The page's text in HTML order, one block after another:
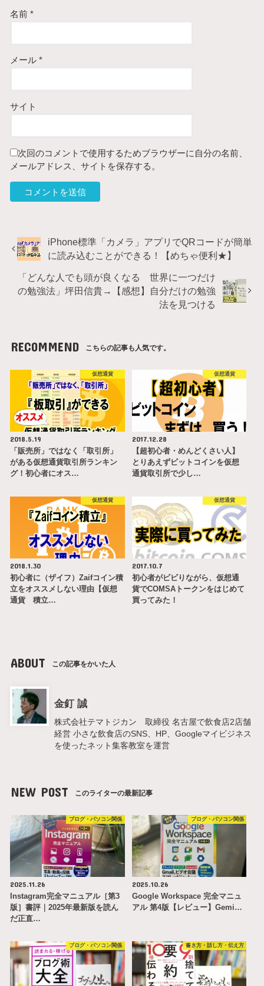
名前*
メール*
サイト
次回のコメントで使用するためブラウザーに自分の名前、
メールアドレス、サイトを保存する。
iPhone標準「カメラ」アプリでQRコードが簡単
に読み込むことができる！【めちゃ便利★】
「どんな人でも頭が良くなる 世界に一つだけ
の勉強法」坪田信貴→【感想】自分だけの勉強
法を見つける
RECOMMEND こちらの記事も人気です。
仮想通貨
2018.5.19
「販売所」ではなく「取引所」
がある仮想通貨取引所ランキン
グ！初心者にオス…
仮想通貨
2017.12.28
【超初心者・めんどくさい人】
とりあえずビットコインを仮想
通貨取引所で少し…
仮想通貨
2018.1.30
初心者に（ザイフ）Zaifコイン積
立をオススメしない理由【仮想
通貨 積立…
仮想通貨
2017.10.7
初心者がビビりながら、仮想通
貨でCOMSAトークンをはじめて
買ってみた！
ABOUT この記事をかいた人
金釘 誠
株式会社テマトジカン 取締役 名古屋で飲食店2店舗
経営 小さな飲食店のSNS、HP、Googleマイビジネス
を使ったネット集客教室を運営
NEW POST このライターの最新記事
ブログ・パソコン関係
2025.11.26
Instagram完全マニュアル［第3
版］書評｜2025年最新版を読ん
だ正直…
ブログ・パソコン関係
2025.10.26
Google Workspace 完全マニュ
アル 第4版【レビュー】Gemi…
ブログ・パソコン関係 書き方・話し方・伝え方